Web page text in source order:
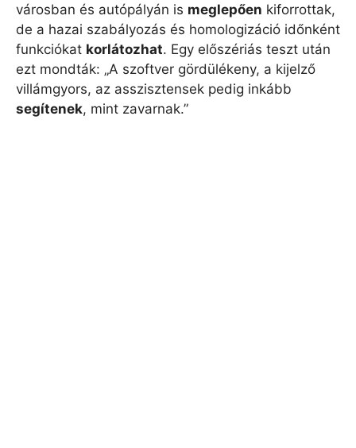
városban és autópályán is meglepően kiforrottak,
de a hazai szabályozás és homologizáció időnként
funkciókat korlátozhat. Egy előszériás teszt után
ezt mondták: „A szoftver gördülékeny, a kijelző
villámgyors, az asszisztensek pedig inkább
segítenek, mint zavarnak.”